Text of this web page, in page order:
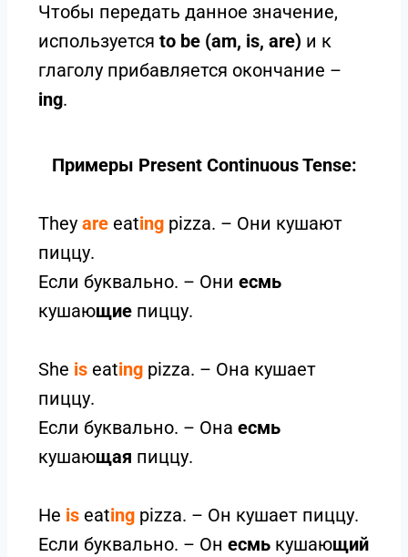
Чтобы передать данное значение,
используется to be (am, is, are) и к
глаголу прибавляется окончание –
ing.
Примеры Present Continuous Tense:
They are eating pizza. – Они кушают
пиццу.
Если буквально. – Они есмь
кушающие пиццу.
She is eating pizza. – Она кушает
пиццу.
Если буквально. – Она есмь
кушающая пиццу.
He is eating pizza. – Он кушает пиццу.
Если буквально. – Он есмь кушающий